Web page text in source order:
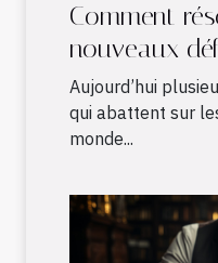
Comment
nouveaux
Afrique ?
Aujourd’hui
qui abattent sur
monde...